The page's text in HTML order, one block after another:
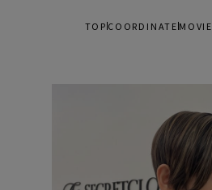
TOP COORDINATE MOVIE